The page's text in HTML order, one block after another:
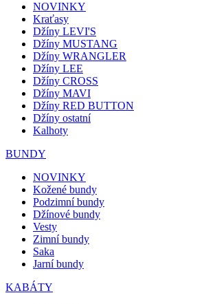
NOVINKY
Kraťasy
Džíny LEVI'S
Džíny MUSTANG
Džíny WRANGLER
Džíny LEE
Džíny CROSS
Džíny MAVI
Džíny RED BUTTON
Džíny ostatní
Kalhoty
BUNDY
NOVINKY
Kožené bundy
Podzimní bundy
Džínové bundy
Vesty
Zimní bundy
Saka
Jarní bundy
KABÁTY